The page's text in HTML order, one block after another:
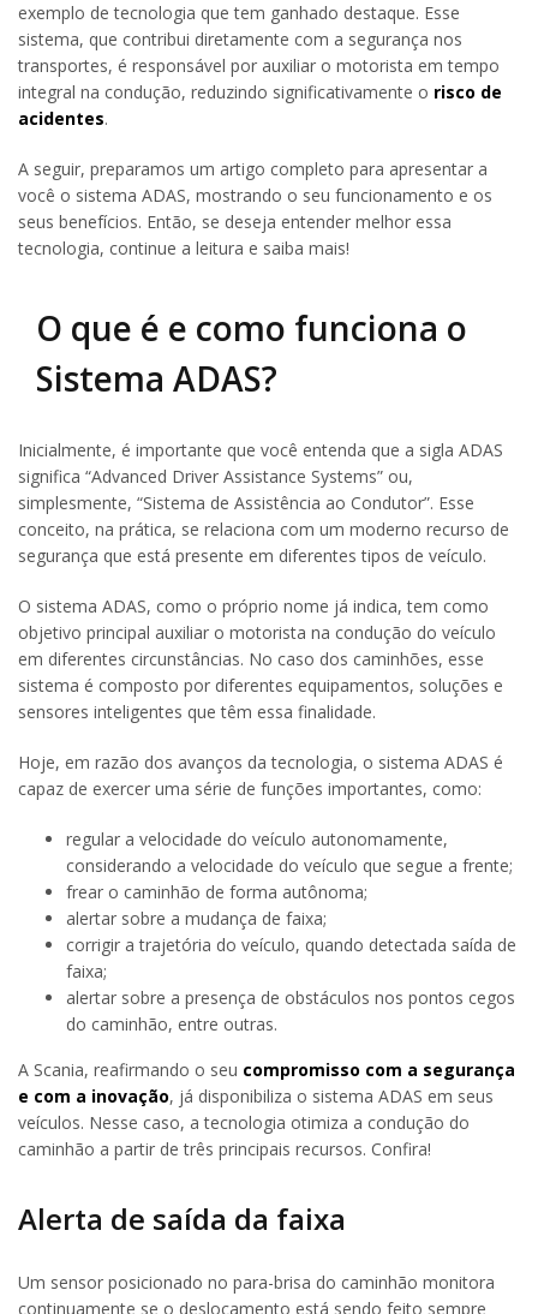
exemplo de tecnologia que tem ganhado destaque. Esse
sistema, que contribui diretamente com a segurança nos
transportes, é responsável por auxiliar o motorista em tempo
integral na condução, reduzindo significativamente o risco de
acidentes.
A seguir, preparamos um artigo completo para apresentar a
você o sistema ADAS, mostrando o seu funcionamento e os
seus benefícios. Então, se deseja entender melhor essa
tecnologia, continue a leitura e saiba mais!
O que é e como funciona o
Sistema ADAS?
Inicialmente, é importante que você entenda que a sigla ADAS
significa “Advanced Driver Assistance Systems” ou,
simplesmente, “Sistema de Assistência ao Condutor”. Esse
conceito, na prática, se relaciona com um moderno recurso de
segurança que está presente em diferentes tipos de veículo.
O sistema ADAS, como o próprio nome já indica, tem como
objetivo principal auxiliar o motorista na condução do veículo
em diferentes circunstâncias. No caso dos caminhões, esse
sistema é composto por diferentes equipamentos, soluções e
sensores inteligentes que têm essa finalidade.
Hoje, em razão dos avanços da tecnologia, o sistema ADAS é
capaz de exercer uma série de funções importantes, como:
regular a velocidade do veículo autonomamente,
considerando a velocidade do veículo que segue a frente;
frear o caminhão de forma autônoma;
alertar sobre a mudança de faixa;
corrigir a trajetória do veículo, quando detectada saída de
faixa;
alertar sobre a presença de obstáculos nos pontos cegos
do caminhão, entre outras.
A Scania, reafirmando o seu compromisso com a segurança
e com a inovação, já disponibiliza o sistema ADAS em seus
veículos. Nesse caso, a tecnologia otimiza a condução do
caminhão a partir de três principais recursos. Confira!
Alerta de saída da faixa
Um sensor posicionado no para-brisa do caminhão monitora
continuamente se o deslocamento está sendo feito sempre